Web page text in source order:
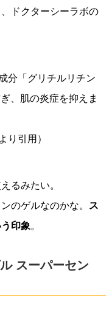
ドクターシーラボの
分「グリチルリチン
、肌の炎症を抑えま
り引用）
るみたい。
のゲルなのかな。
ス
印象。
スーパーセン